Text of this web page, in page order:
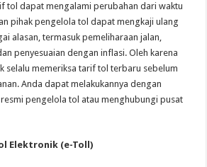
tol dapat mengalami perubahan dari waktu
pihak pengelola tol dapat mengkaji ulang
alasan, termasuk pemeliharaan jalan,
penyesuaian dengan inflasi. Oleh karena
selalu memeriksa tarif tol terbaru sebelum
Anda dapat melakukannya dengan
pengelola tol atau menghubungi pusat
Elektronik (e-Toll)